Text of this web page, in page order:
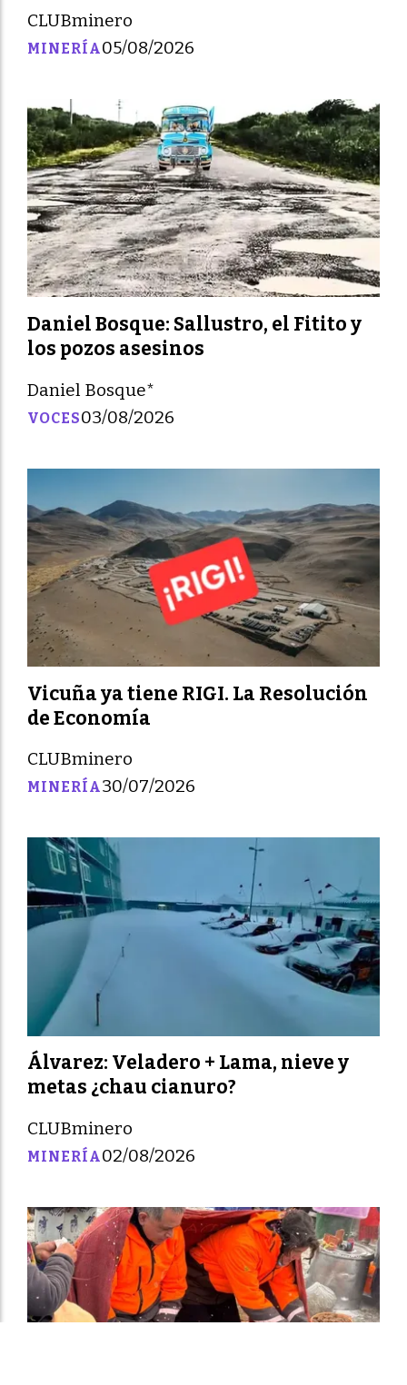
CLUBminero
MINERÍA05/08/2026
Daniel Bosque: Sallustro, el Fitito y
los pozos asesinos
Daniel Bosque*
VOCES03/08/2026
Vicuña ya tiene RIGI. La Resolución
de Economía
CLUBminero
MINERÍA30/07/2026
Álvarez: Veladero + Lama, nieve y
metas ¿chau cianuro?
CLUBminero
MINERÍA02/08/2026